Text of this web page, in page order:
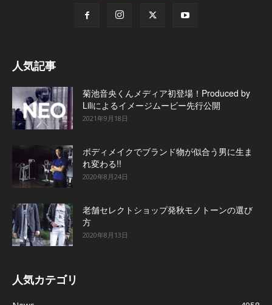
人気記事
菊池音央くんメディア初登場！Produced by
Liliによるイメージムービー先行公開
2021年9月18日
ボディメイクでブランド物が似合う男に生ま
れ変わる!!
2020年8月24日
老舗セレクトショップ発秋モノトーンの選び
方
2020年8月13日
人気カテゴリ